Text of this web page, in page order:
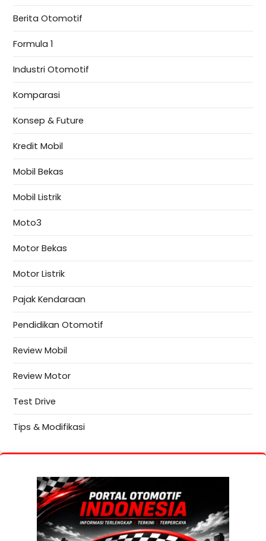
Berita Otomotif
Formula 1
Industri Otomotif
Komparasi
Konsep & Future
Kredit Mobil
Mobil Bekas
Mobil Listrik
Moto3
Motor Bekas
Motor Listrik
Pajak Kendaraan
Pendidikan Otomotif
Review Mobil
Review Motor
Test Drive
Tips & Modifikasi